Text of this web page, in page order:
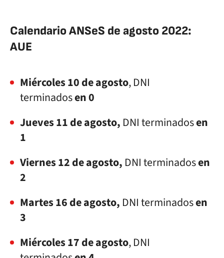
Calendario ANSeS de agosto 2022:
AUE
Miércoles 10 de agosto, DNI
terminadosen 0
Jueves 11 de agosto, DNI terminadosen
1
Viernes 12 de agosto, DNI terminadosen
2
Martes 16 de agosto, DNI terminadosen
3
Miércoles 17 de agosto, DNI